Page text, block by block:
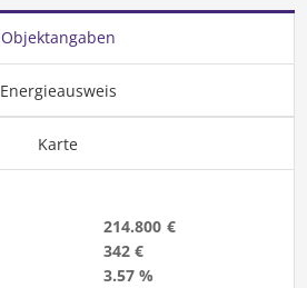
Objektangaben
Energieausweis
Karte
214.800 €
342 €
3.57 %